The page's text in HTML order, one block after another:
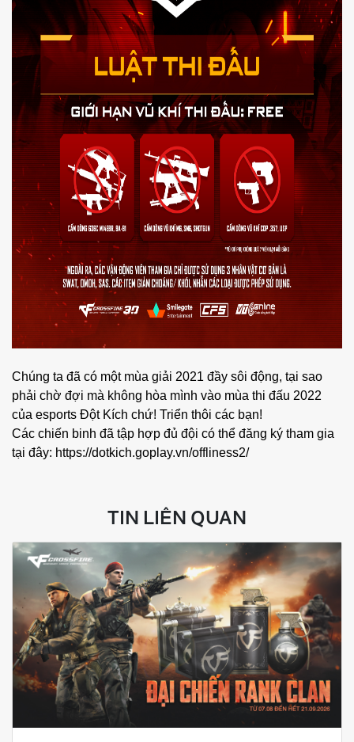
Chúng ta đã có một mùa giải 2021 đầy sôi động, tại sao
phải chờ đợi mà không hòa mình vào mùa thi đấu 2022
của esports Đột Kích chứ! Triển thôi các bạn!
Các chiến binh đã tập hợp đủ đội có thể đăng ký tham gia
tại đây: https://dotkich.goplay.vn/offliness2/
TIN LIÊN QUAN